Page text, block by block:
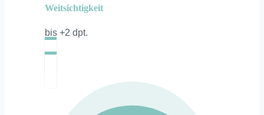
Weitsichtigkeit
bis +2 dpt.